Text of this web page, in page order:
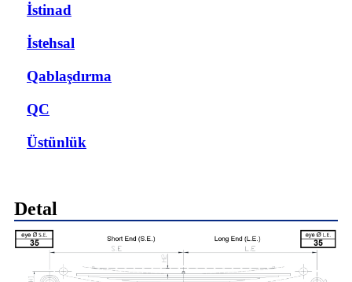
İstinad
İstehsal
Qablaşdırma
QC
Üstünlük
Detal